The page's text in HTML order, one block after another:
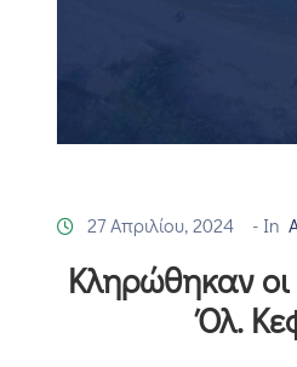
27 Απριλίου, 2024 - In
Κληρώθηκαν οι
Όλ.